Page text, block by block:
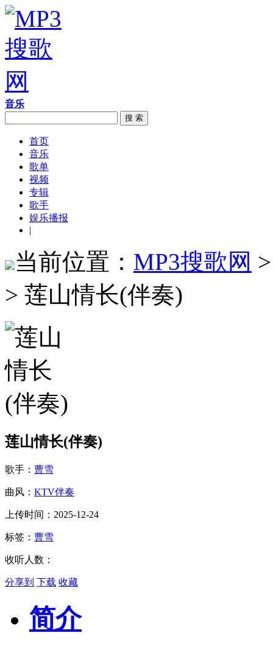
音乐
搜 索
首页
音乐
歌单
视频
专辑
歌手
娱乐播报
|
当前位置： MP3搜歌网
> 莲山情长(伴奏)
莲山情长(伴奏)
歌手： 曹雪
曲风： KTV伴奏
上传时间：2025-12-24
标签： 曹雪
收听人数：
分享到 下载 收藏
简介